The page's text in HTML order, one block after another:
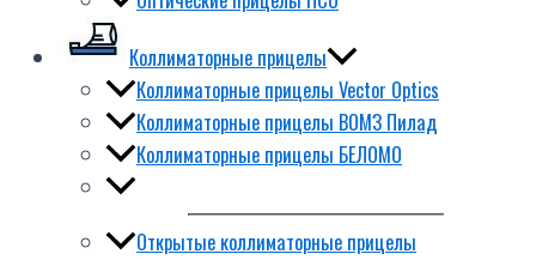
Коллиматорные прицелы
Коллиматорные прицелы Vector Optics
Коллиматорные прицелы ВОМЗ Пилад
Коллиматорные прицелы БЕЛОМО
Открытые коллиматорные прицелы